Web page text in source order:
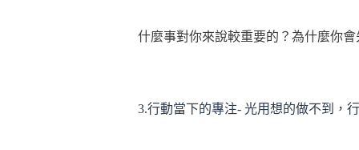
什麼事對你來說較重要的？為什麼你
3.行動當下的專注- 光用想的做不到，